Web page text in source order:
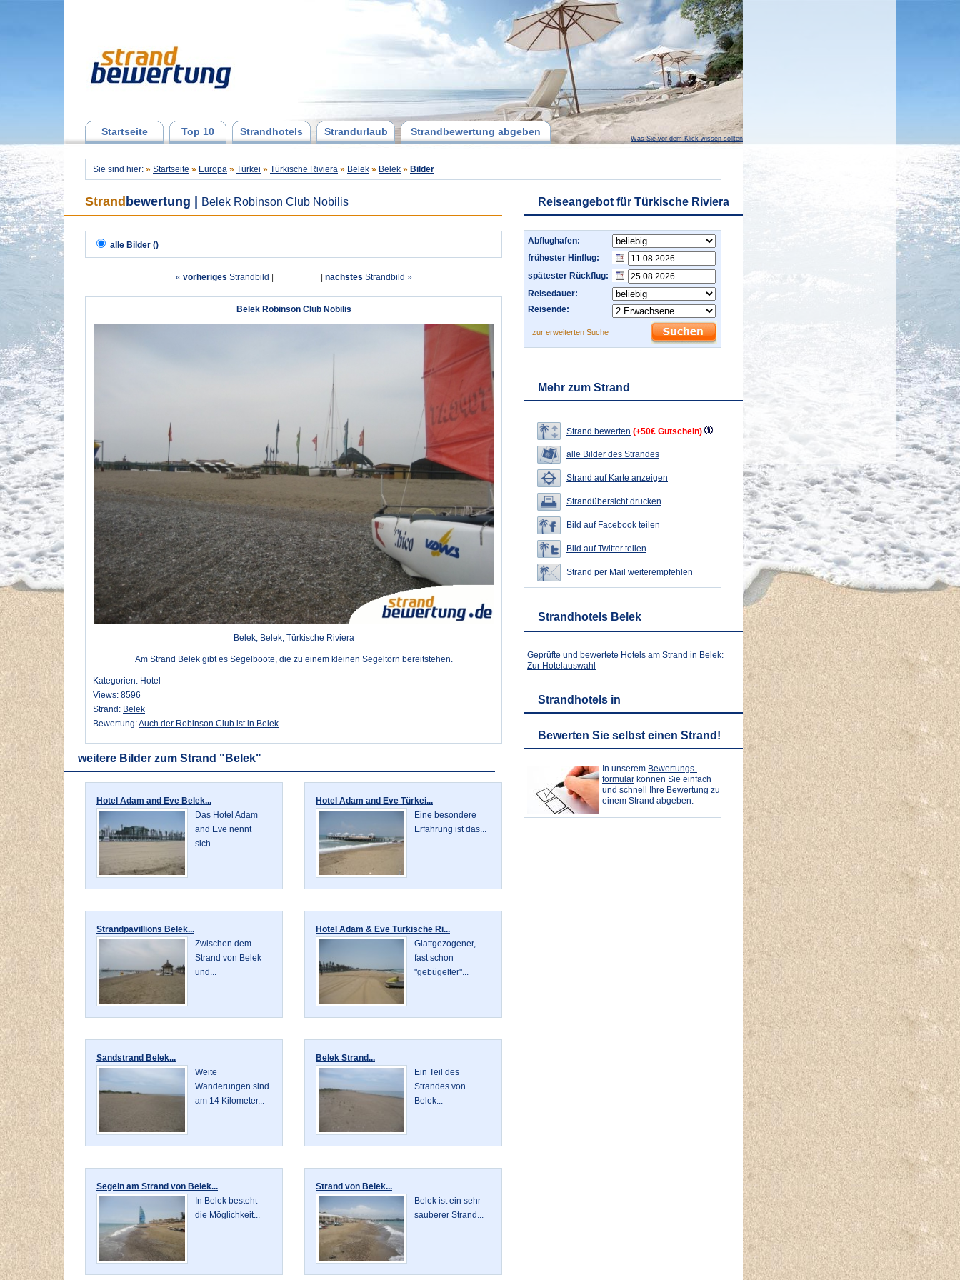
Startseite Top 10 Strandhotels Strandurlaub Strandbewertung abgeben
Was Sie vor dem Klick wissen sollten
Sie sind hier: » Startseite » Europa » Türkei » Türkische Riviera » Belek » Belek » Bilder
Strand bewertung Belek Robinson Club Nobilis
alle Bilder ()
« vorheriges Strandbild nächstes Strandbild »
Belek Robinson Club Nobilis
Belek, Belek, Türkische Riviera
Am Strand Belek gibt es Segelboote, die zu einem kleinen Segeltörn bereitstehen.
Kategorien: Hotel
Views: 8596
Strand: Belek
Bewertung:Auch der Robinson Club ist in Belek
weitere Bilder zum Strand "Belek"
Hotel Adam and Eve Belek...
Das Hotel Adam
and Eve nennt
sich...
Hotel Adam and Eve Türkei...
Eine besondere
Erfahrung ist das...
Strandpavillions Belek...
Zwischen dem
Strand von Belek
und...
Hotel Adam & Eve Türkische Ri...
Glattgezogener,
fast schon
"gebügelter"...
Sandstrand Belek...
Weite
Wanderungen sind
am 14 Kilometer...
Belek Strand...
Ein Teil des
Strandes von
Belek...
Segeln am Strand von Belek...
In Belek besteht
die Möglichkeit...
Strand von Belek...
Belek ist ein sehr
sauberer Strand...
Reiseangebot für Türkische Riviera
Abflughafen:
frühester Hinflug:
spätester Rückflug:
Reisedauer:
Reisende:
zur erweiterten Suche
Mehr zum Strand
Strand bewerten (+50€ Gutschein)
alle Bilder des Strandes
Strand auf Karte anzeigen
Strandübersicht drucken
Bild auf Facebook teilen
Bild auf Twitter teilen
Strand per Mail weiterempfehlen
Strandhotels Belek
Geprüfte und bewertete Hotels am Strand in Belek:
Zur Hotelauswahl
Strandhotels in
Bewerten Sie selbst einen Strand!
In unserem Bewertungs-
formular können Sie einfach
und schnell Ihre Bewertung zu
einem Strand abgeben.